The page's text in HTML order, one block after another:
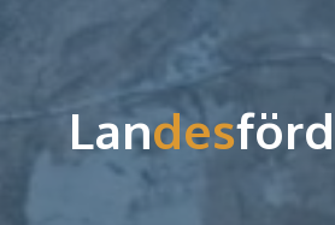
Landesförd